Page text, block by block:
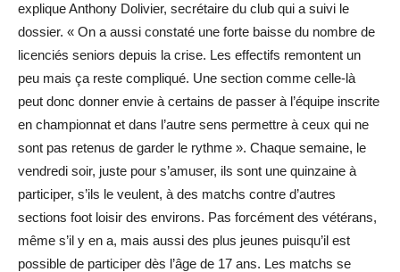
explique Anthony Dolivier, secrétaire du club qui a suivi le
dossier. « On a aussi constaté une forte baisse du nombre de
licenciés seniors depuis la crise. Les effectifs remontent un
peu mais ça reste compliqué. Une section comme celle-là
peut donc donner envie à certains de passer à l’équipe inscrite
en championnat et dans l’autre sens permettre à ceux qui ne
sont pas retenus de garder le rythme ». Chaque semaine, le
vendredi soir, juste pour s’amuser, ils sont une quinzaine à
participer, s’ils le veulent, à des matchs contre d’autres
sections foot loisir des environs. Pas forcément des vétérans,
même s’il y en a, mais aussi des plus jeunes puisqu’il est
possible de participer dès l’âge de 17 ans. Les matchs se